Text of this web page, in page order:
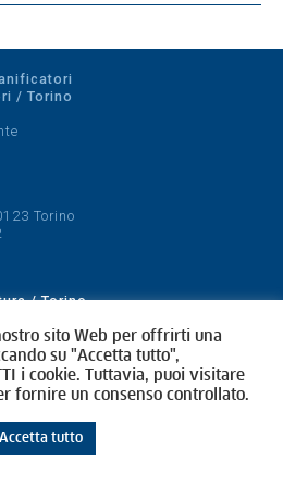
/ Torino
Torino
/ Torino
sito Web per offrirti una
su "Accetta tutto",
i cookie. Tuttavia, puoi visitare
fornire un consenso controllato.
Accetta tutto